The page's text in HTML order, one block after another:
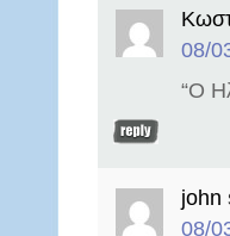
08/
“Ο
john
08/